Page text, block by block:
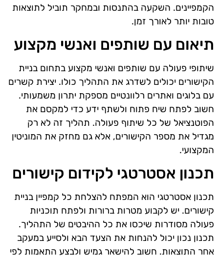
הקמפיינים. השקעה בהתנסות ובמחקר תוביל לתוצאות
טובות יותר לאורך זמן.
תיאום עם שותפים ואנשי מקצוע
שיתופי פעולה עם שותפים ואנשי מקצוע בתחום בניית
הקישורים יכולים לשדרג את התהליך כולו. יצירת קשרים
עם בלוגים ואתרים רלוונטיים מספקת יתרון משמעותי.
חשוב לפתח שיח פתוח ולשתף ידע כדי למקסם את
הפוטנציאל של כל שיתוף פעולה. תהליך זה לא רק
מגדיל את מספר הקישורים, אלא גם מחזק את המוניטין
המקצועי.
תכנון אסטרטגי לקידום קישורים
תכנון אסטרטגי הוא המפתח להצלחת כל קמפיין בניית
קישורים. יש לקבוע מטרות ברורות ולפתח תוכניות
פעולה מסודרות שיכסו את כל ההיבטים של התהליך.
תכנון נכון יכול להנחות את הצעד הבא ולסייע במעקב
אחר התוצאות. חשוב להישאר גמיש ולבצע התאמות לפי